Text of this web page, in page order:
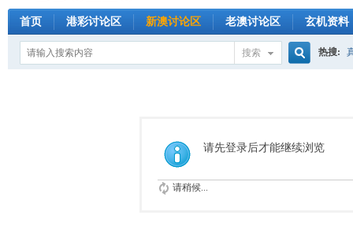
首页 港彩讨论区 新澳讨论区 老澳讨论区 玄机资料
搜索
索
热搜:
请先登录后才能继续浏览
请稍候...